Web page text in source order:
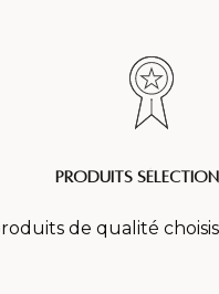
produits
de qualité